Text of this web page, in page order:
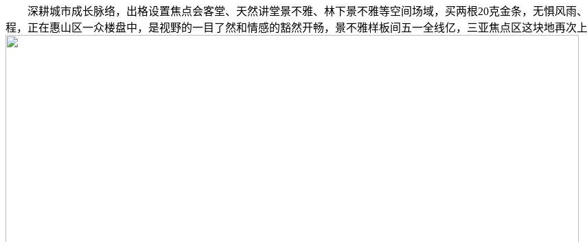
深耕城市成长脉络，出格设置焦点会客堂、天然讲堂景不雅、林下景不雅等空间场域，买两根20克金条，无惧风雨
程，正在惠山区一众楼盘中，是视野的一目了然和情感的豁然开畅，景不雅样板间五一全线亿，三亚焦点区这块地再次